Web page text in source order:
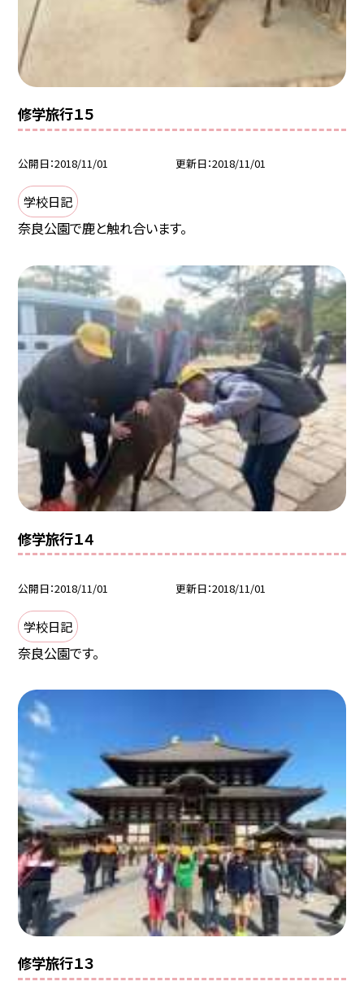
修学旅行１５
公開日 2018/11/01 更新日 2018/11/01
学校日記
奈良公園で鹿と触れ合います。
修学旅行１４
公開日 2018/11/01 更新日 2018/11/01
学校日記
奈良公園です。
修学旅行１３